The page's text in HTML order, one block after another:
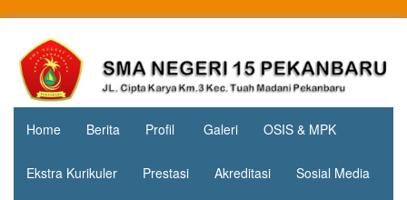
contentSMA
Negeri 15
Pekanbaru
Jl. Cipta
Karya
KM.3, Kec.
Tuah
Madani,
Home Berita Profil Galeri OSIS & MPK
Ekstra Kurikuler Prestasi Akreditasi Sosial Media